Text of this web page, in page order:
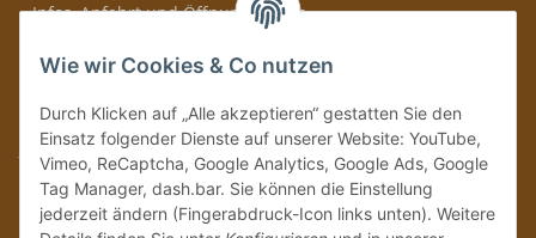
» Infos, Anfahrt und Öffnungszeiten
Immer auf dem Laufenden mit unseren aktuellen Rum-News!
Bitte senden Sie mir entsprechend IhrerDatenschutzerklärung
regelmäßig und
jederzeit widerruflich Informationen zu Ihrem Produktsortiment per E-Mail zu.
Vertrag widerrufen
Wie wir Cookies & Co nutzen
Durch Klicken auf „Alle akzeptieren“ gestatten Sie den
Einsatz folgender Dienste auf unserer Website: YouTube,
Vimeo, ReCaptcha, Google Analytics, Google Ads, Google
Tag Manager, dash.bar. Sie können die Einstellung
jederzeit ändern (Fingerabdruck-Icon links unten). Weitere